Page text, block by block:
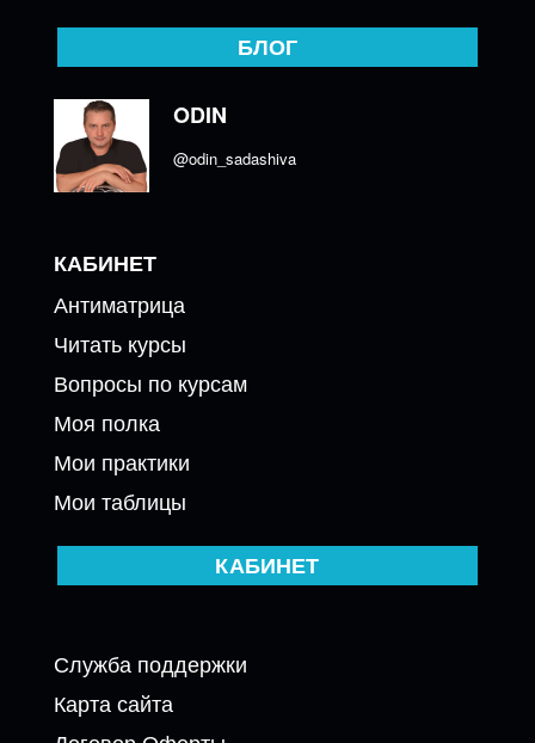
БЛОГ
ODIN
@odin_sadashiva
КАБИНЕТ
Антиматрица
Читать курсы
Вопросы по курсам
Моя полка
Мои практики
Мои таблицы
КАБИНЕТ
Служба поддержки
Карта сайта